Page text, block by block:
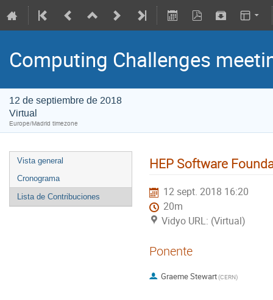
Computing Challenges
12 de septiembre de 2018
Virtual
Europe/Madrid timezone
Vista general
Cronograma
Lista de Contribuciones
HEP Software
12 sept. 2018 16:20
20m
Vidyo URL: (Virtual)
Ponente
Graeme Stewart(CERN)